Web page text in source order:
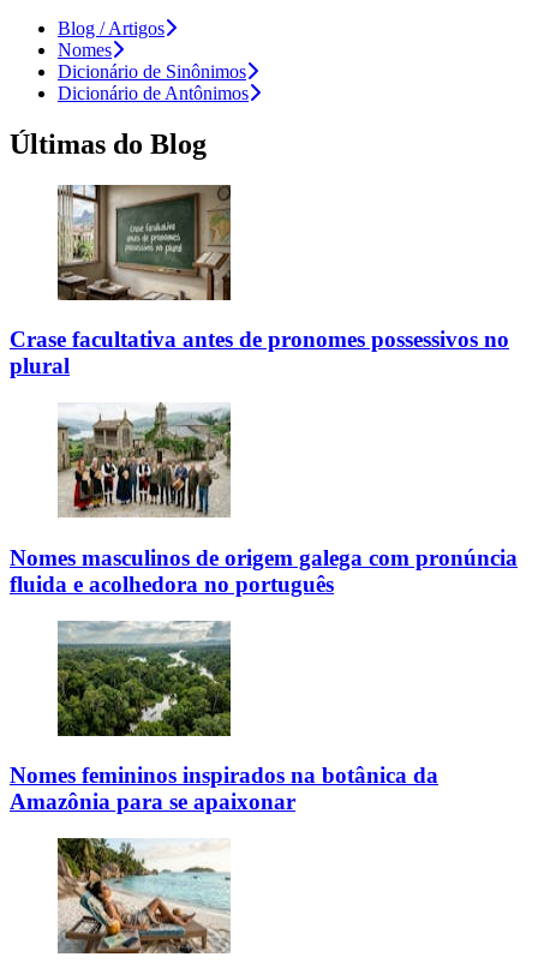
Blog / Artigos
Nomes
Dicionário de Sinônimos
Dicionário de Antônimos
Últimas do Blog
Crase facultativa antes de pronomes possessivos no
plural
Nomes masculinos de origem galega com pronúncia
fluida e acolhedora no português
Nomes femininos inspirados na botânica da
Amazônia para se apaixonar